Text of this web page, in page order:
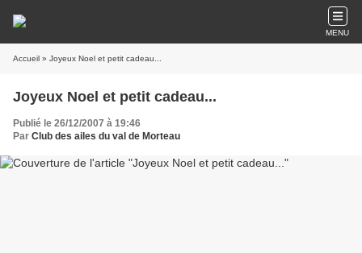
MENU
Accueil » Joyeux Noel et petit cadeau...
Joyeux Noel et petit cadeau...
Publié le 26/12/2007 à 19:46
Par Club des ailes du val de Morteau